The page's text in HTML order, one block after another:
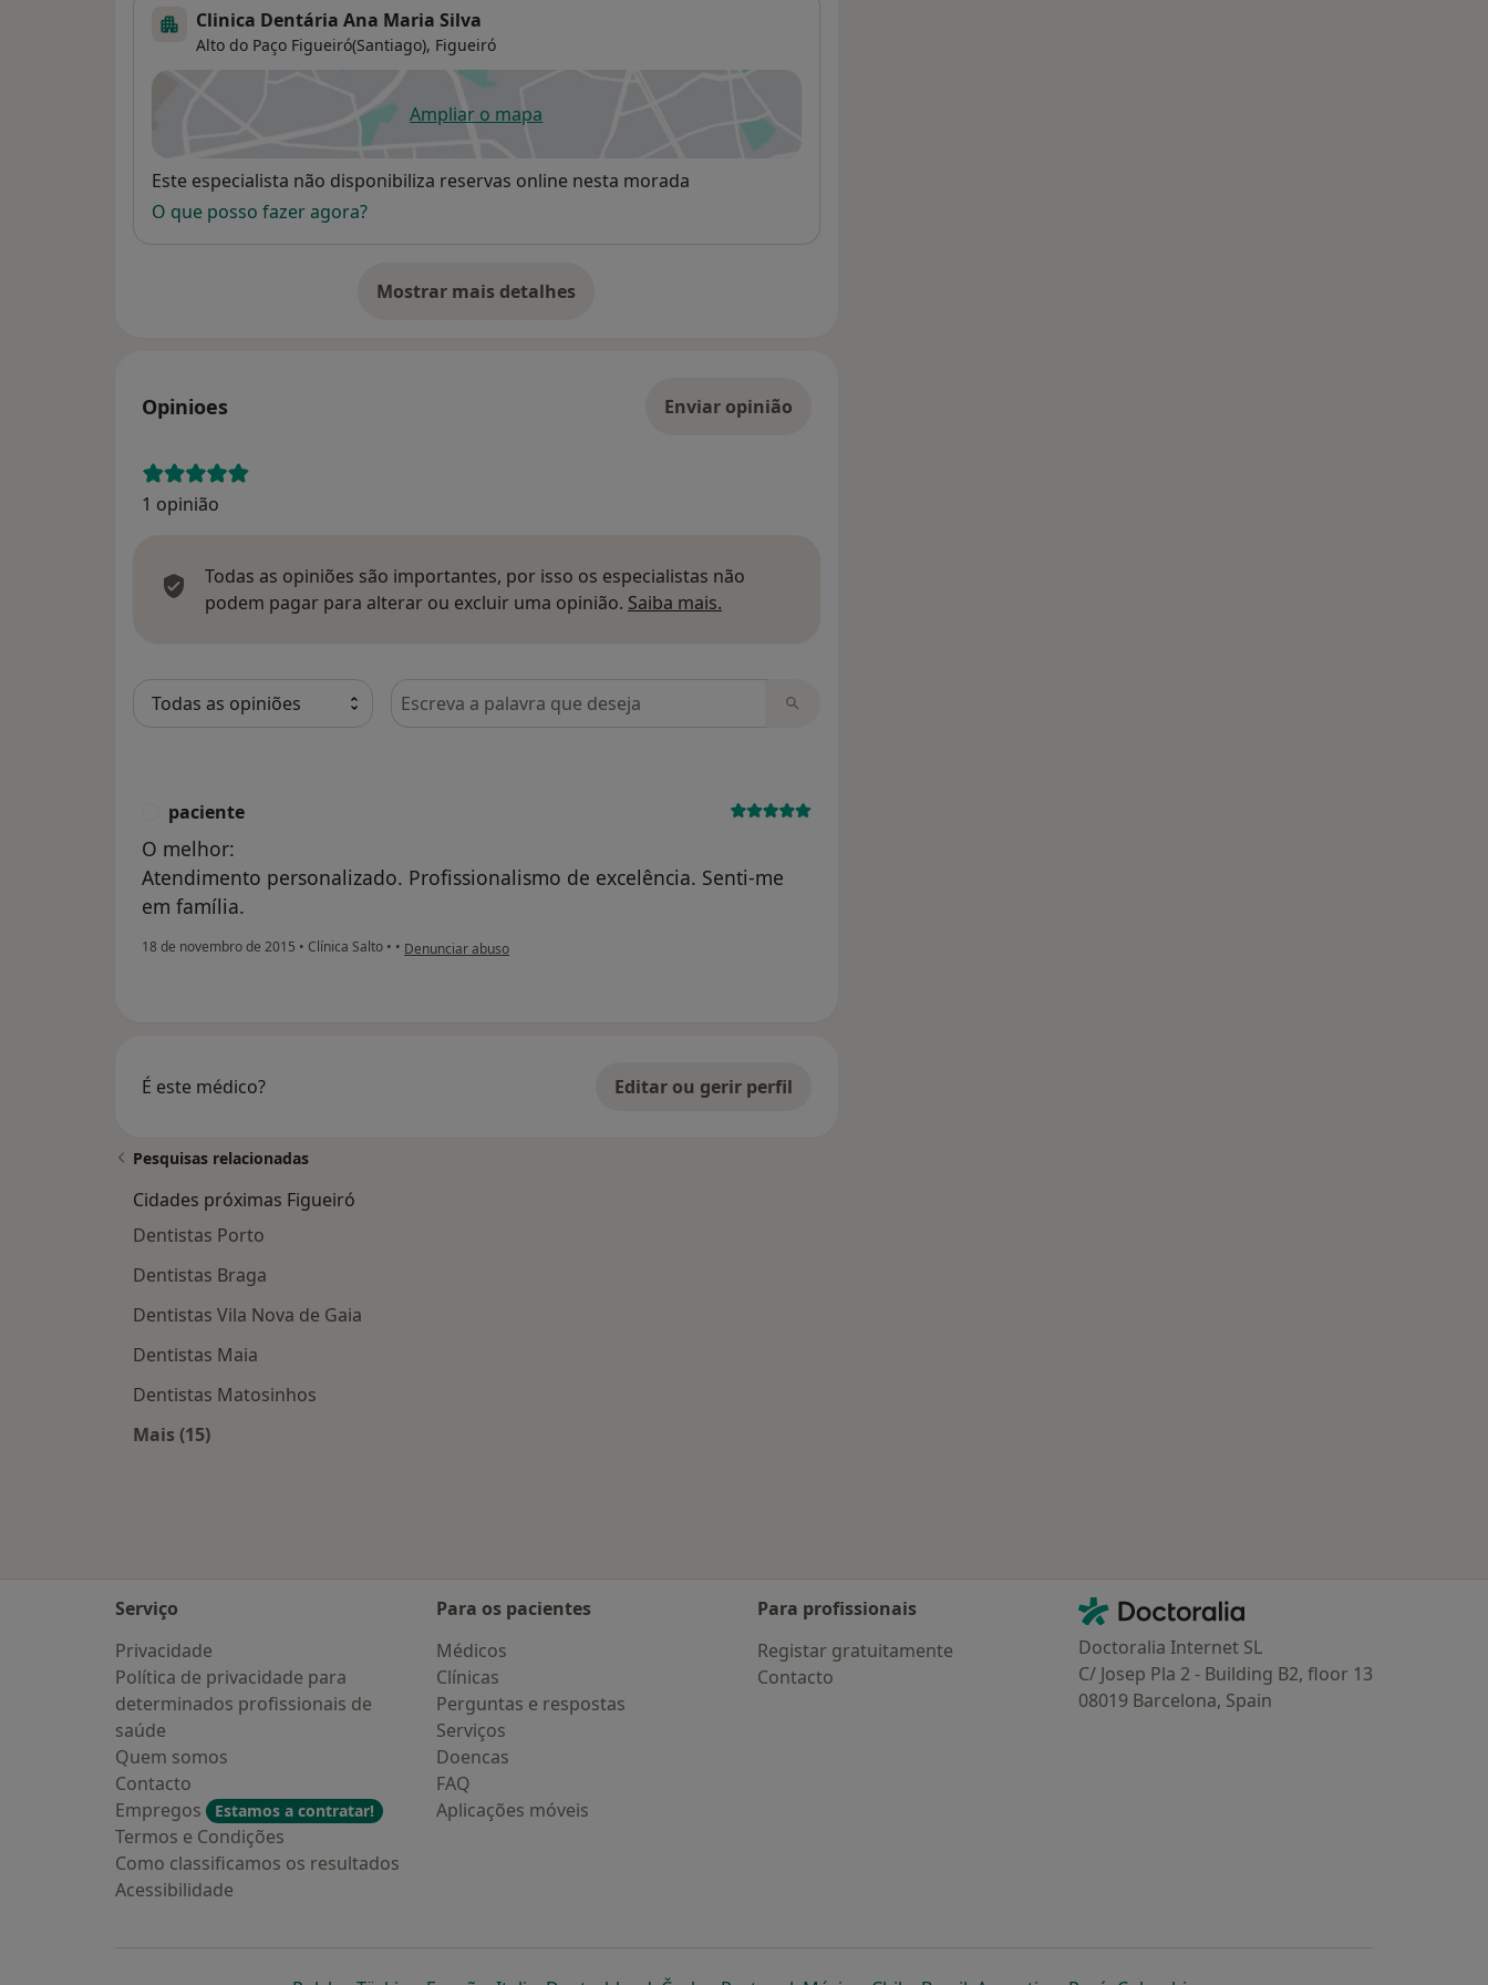
Clinica Dentária Ana Maria Silva
Alto do Paço Figueiró(Santiago), Figueiró
Ampliar o mapaabre num novo separador
Disponibilidade
Este especialista não disponibiliza reservas online nesta morada
O que posso fazer agora?
Mostrar mais detalhes
sobre o endereço
Opinioes Enviar opinião
1 opinião
Todas as opiniões são importantes, por isso os especialistas não
podem pagar para alterar ou excluir uma opinião. Saiba mais.
Pesquisar em opiniões
paciente
O melhor:
Atendimento personalizado. Profissionalismo de excelência. Senti-me
em família.
18 de novembro de 2015 • Clínica Salto • • na opinião do utilizador paciente
Denunciar abuso
É este médico? Editar ou gerir perfil
Pesquisas relacionadas
Cidades próximas Figueiró
Dentistas Porto
Dentistas Braga
Dentistas Vila Nova de Gaia
Dentistas Maia
Dentistas Matosinhos
Mais (15)
Serviço
Privacidade
Política de privacidade para
determinados profissionais de
saúde
Quem somos
Contacto
Empregos
Estamos a contratar!
Termos e Condições
Como classificamos os resultados
Acessibilidade
Para os pacientes
Médicos
Clínicas
Perguntas e respostas
Serviços
Doencas
FAQ
Aplicações móveis
Para profissionais
Registar gratuitamente
Contacto
Contacto
Doctoralia - Homepage
Doctoralia Internet SL
C/ Josep Pla 2 - Building B2, floor 13
08019 Barcelona, Spain